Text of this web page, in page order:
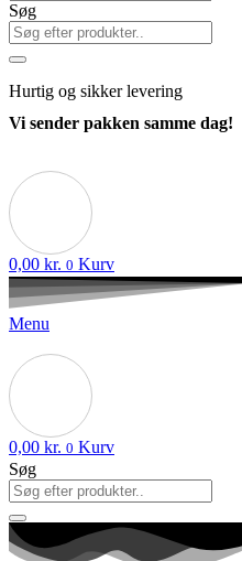
Søg
Hurtig og sikker levering
Vi sender pakken samme dag!
0,00 kr. 0 Kurv
Menu
0,00 kr. 0 Kurv
Søg